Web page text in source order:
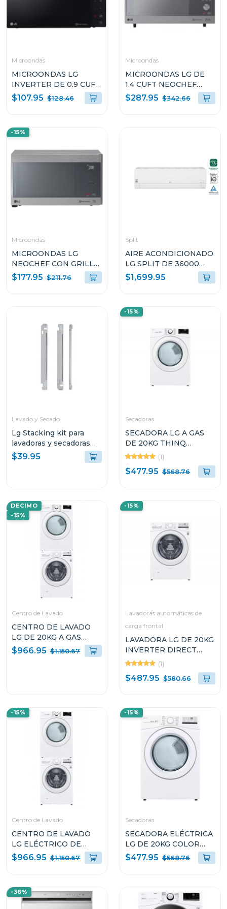
Microondas
MICROONDAS LG
INVERTER DE 0.9 CUFT
NEOCHEF MS0936GIS
$107.95 $128.46
Microondas
MICROONDAS LG DE
1.4 CUFT NEOCHEF
SMART INVERTER
MJ1466APR
$287.95 $342.66
-15%
Microondas
MICROONDAS LG
NEOCHEF CON GRILL
DE 1.5p³ DE 1200W
MH1596CIR
$177.95 $211.76
Split
AIRE ACONDICIONADO
LG SPLIT DE 36000
BTU DUAL INVERTER
SW362H8
$1,699.95
Lavado y Secado
Lg Stacking kit para
lavadoras y secadoras
tds270
$39.95
-15%
Secadoras
SECADORA LG A GAS
DE 20KG THINQ
DF20WV2W SMART
DIAGNOSIS
(1)
$477.95 $568.76
DECIMO
-15%
Centro de Lavado
CENTRO DE LAVADO
LG DE 20KG A GAS
COLOR BLANCO
WM20/DF20
$966.95 $1,150.67
-15%
Lavadoras automáticas de
carga frontal
LAVADORA LG DE 20KG
INVERTER DIRECT
DRIVE THINQ
WM20WV26W
(1)
$487.95 $580.66
-15%
Centro de Lavado
CENTRO DE LAVADO
LG ELÉCTRICO DE
20KG WM20/DF20
$966.95 $1,150.67
-15%
Secadoras
SECADORA ELÉCTRICA
LG DE 20KG COLOR
BLANCO THINQ
DF20WV2EW
$477.95 $568.76
-36%